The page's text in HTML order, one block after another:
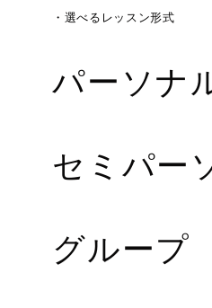
・選べるレッスン形式
パーソナ
セミパー
グループ